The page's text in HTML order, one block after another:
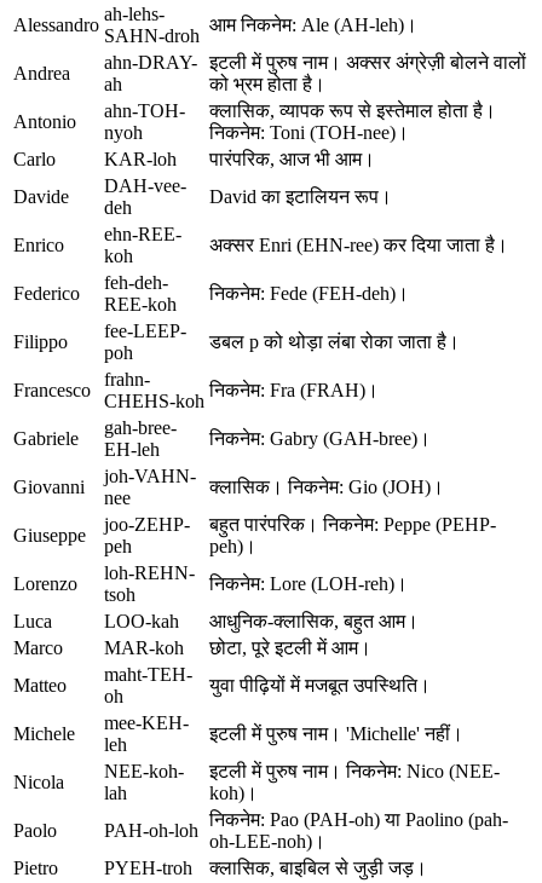
Alessandro
ah-lehs-
SAHN-droh
आम निकनेम: Ale (AH-leh)।
Andrea
ahn-DRAY-
ah
इटली में पुरुष नाम। अक्सर अंग्रेज़ी बोलने वालों
को भ्रम होता है।
Antonio
ahn-TOH-
nyoh
क्लासिक, व्यापक रूप से इस्तेमाल होता है।
निकनेम: Toni (TOH-nee)।
Carlo
KAR-loh
पारंपरिक, आज भी आम।
Davide
DAH-vee-
deh
David का इटालियन रूप।
Enrico
ehn-REE-
koh
अक्सर Enri (EHN-ree) कर दिया जाता है।
Federico
feh-deh-
REE-koh
निकनेम: Fede (FEH-deh)।
Filippo
fee-LEEP-
poh
डबल p को थोड़ा लंबा रोका जाता है।
Francesco
frahn-
CHEHS-koh
निकनेम: Fra (FRAH)।
Gabriele
gah-bree-
EH-leh
निकनेम: Gabry (GAH-bree)।
Giovanni
joh-VAHN-
nee
क्लासिक। निकनेम: Gio (JOH)।
Giuseppe
joo-ZEHP-
peh
बहुत पारंपरिक। निकनेम: Peppe (PEHP-
peh)।
Lorenzo
loh-REHN-
tsoh
निकनेम: Lore (LOH-reh)।
Luca
LOO-kah
आधुनिक-क्लासिक, बहुत आम।
Marco
MAR-koh
छोटा, पूरे इटली में आम।
Matteo
maht-TEH-
oh
युवा पीढ़ियों में मजबूत उपस्थिति।
Michele
mee-KEH-
leh
इटली में पुरुष नाम। 'Michelle' नहीं।
Nicola
NEE-koh-
lah
इटली में पुरुष नाम। निकनेम: Nico (NEE-
koh)।
Paolo
PAH-oh-loh
निकनेम: Pao (PAH-oh) या Paolino (pah-
oh-LEE-noh)।
Pietro
PYEH-troh क्लासिक, बाइबिल से जुड़ी जड़।